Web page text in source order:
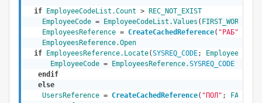
if EmployeeCodeList.Count >
REC_NOT_EXIST
EmployeeCode = EmployeeCodeList.Values (
EmployeesReference = CreateCachedReference( "РАБ"
EmployeesReference.Open
if
EmployeesReference.Locate(SYSREQ_CODE; EmployeeCode
EmployeeCode = EmployeesReference.SYSREQ_CODE
endif
else
UsersReference = CreateCachedReference( "ПОЛ" ; FALSE